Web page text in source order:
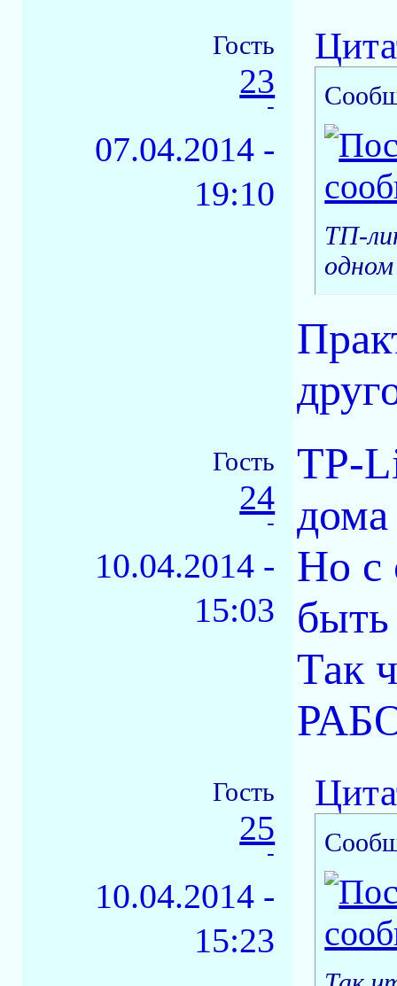
Гость
23
-
07.04.2014 -
19:10
ТП-
Гость
24
-
10.04.2014 -
15:03
TP-
Но с
Так
Гость
25
-
10.04.2014 -
15:23